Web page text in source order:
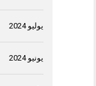
يوليو 2024
يونيو 2024